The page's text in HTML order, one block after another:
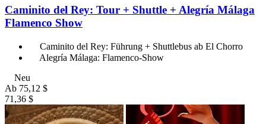
Caminito del Rey: Tour + Shuttle + Alegría Málaga
Flamenco Show
Caminito del Rey: Führung + Shuttlebus ab El Chorro
Alegría Málaga: Flamenco-Show
Neu
Ab 75,12 $
71,36 $